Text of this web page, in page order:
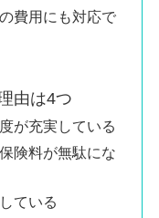
費用にも対応で
由は4つ
が充実している
険料が無駄にな
ている